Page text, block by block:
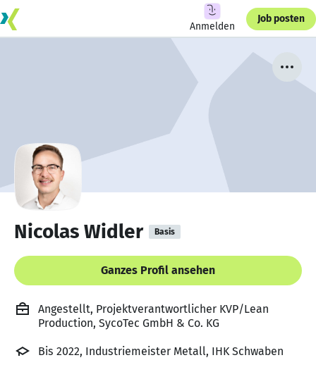
Anmelden
Job posten
Nicolas Widler Basis
Ganzes Profil ansehen
Angestellt, Projektverantwortlicher KVP/Lean
Production, SycoTec GmbH & Co. KG
Bis 2022, Industriemeister Metall, IHK Schwaben